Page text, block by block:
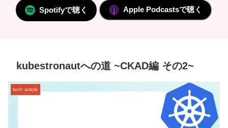
Spotifyで聴く Apple Podcastsで聴く
kubestronautへの道 ~CKAD編 その2~
tech article